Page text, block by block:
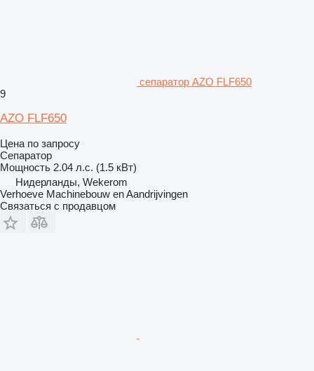
сепаратор AZO FLF650
9
AZO FLF650
Цена по запросу
Сепаратор
Мощность 2.04 л.с. (1.5 кВт)
Нидерланды, Wekerom
Verhoeve Machinebouw en Aandrijvingen
Связаться с продавцом